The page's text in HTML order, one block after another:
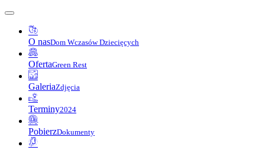
O nasDom Wczasów Dziecięcych
OfertaGreen Rest
GaleriaZdjęcia
Terminy2024
PobierzDokumenty